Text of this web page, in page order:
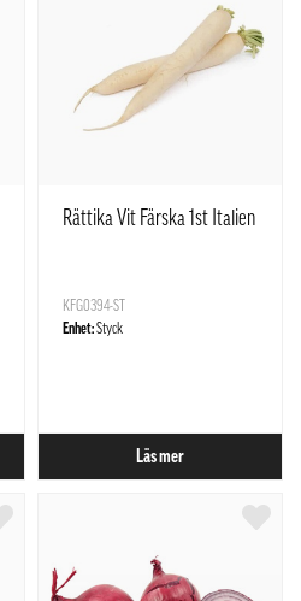
Rättika Vit Färska 1st Italien
KFG0394-ST
Enhet:Styck
Läs mer